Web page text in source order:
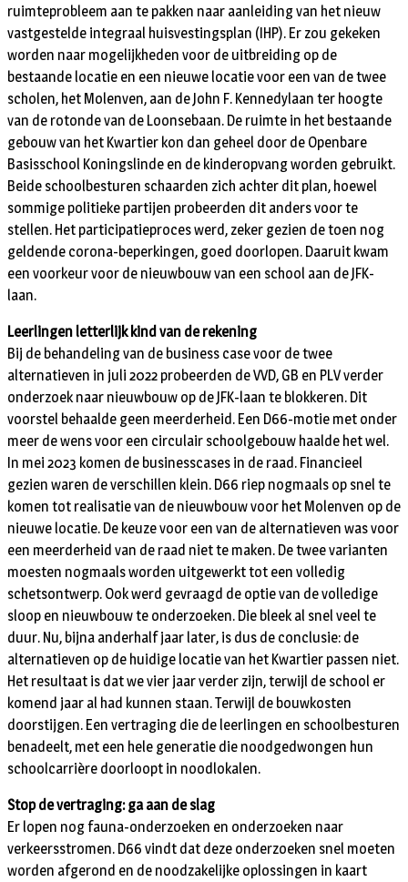
ruimteprobleem aan te pakken naar aanleiding van het nieuw
vastgestelde integraal huisvestingsplan (IHP). Er zou gekeken
worden naar mogelijkheden voor de uitbreiding op de
bestaande locatie en een nieuwe locatie voor een van de twee
scholen, het Molenven, aan de John F. Kennedylaan ter hoogte
van de rotonde van de Loonsebaan. De ruimte in het bestaande
gebouw van het Kwartier kon dan geheel door de Openbare
Basisschool Koningslinde en de kinderopvang worden gebruikt.
Beide schoolbesturen schaarden zich achter dit plan, hoewel
sommige politieke partijen probeerden dit anders voor te
stellen. Het participatieproces werd, zeker gezien de toen nog
geldende corona-beperkingen, goed doorlopen. Daaruit kwam
een voorkeur voor de nieuwbouw van een school aan de JFK-
laan.
Leerlingen letterlijk kind van de rekening
Bij de behandeling van de business case voor de twee
alternatieven in juli 2022 probeerden de VVD, GB en PLV verder
onderzoek naar nieuwbouw op de JFK-laan te blokkeren. Dit
voorstel behaalde geen meerderheid. Een D66-motie met onder
meer de wens voor een circulair schoolgebouw haalde het wel.
In mei 2023 komen de businesscases in de raad. Financieel
gezien waren de verschillen klein. D66 riep nogmaals op snel te
komen tot realisatie van de nieuwbouw voor het Molenven op de
nieuwe locatie. De keuze voor een van de alternatieven was voor
een meerderheid van de raad niet te maken. De twee varianten
moesten nogmaals worden uitgewerkt tot een volledig
schetsontwerp. Ook werd gevraagd de optie van de volledige
sloop en nieuwbouw te onderzoeken. Die bleek al snel veel te
duur. Nu, bijna anderhalf jaar later, is dus de conclusie: de
alternatieven op de huidige locatie van het Kwartier passen niet.
Het resultaat is dat we vier jaar verder zijn, terwijl de school er
komend jaar al had kunnen staan. Terwijl de bouwkosten
doorstijgen. Een vertraging die de leerlingen en schoolbesturen
benadeelt, met een hele generatie die noodgedwongen hun
schoolcarrière doorloopt in noodlokalen.
Stop de vertraging: ga aan de slag
Er lopen nog fauna-onderzoeken en onderzoeken naar
verkeersstromen. D66 vindt dat deze onderzoeken snel moeten
worden afgerond en de noodzakelijke oplossingen in kaart